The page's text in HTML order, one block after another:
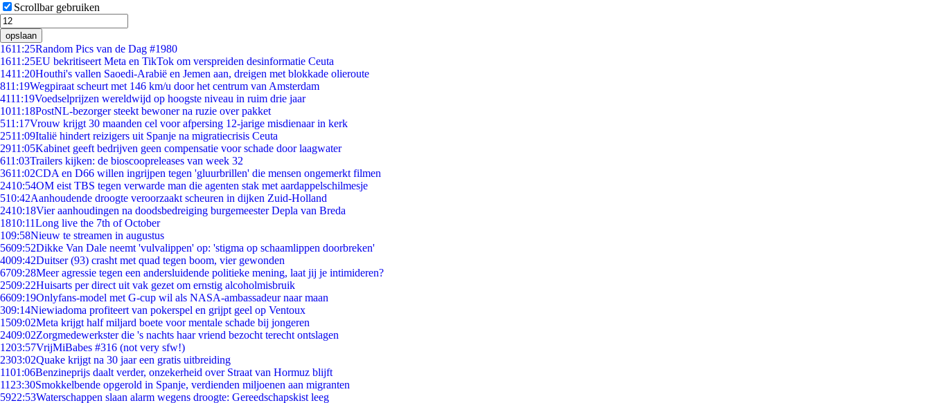
Scrollbar gebruiken
opslaan
1611:25Random Pics van de Dag #1980
1611:25EU bekritiseert Meta en TikTok om verspreiden desinformatie Ceuta
1411:20Houthi's vallen Saoedi-Arabië en Jemen aan, dreigen met blokkade olieroute
811:19Wegpiraat scheurt met 146 km/u door het centrum van Amsterdam
4111:19Voedselprijzen wereldwijd op hoogste niveau in ruim drie jaar
1011:18PostNL-bezorger steekt bewoner na ruzie over pakket
511:17Vrouw krijgt 30 maanden cel voor afpersing 12-jarige misdienaar in kerk
2511:09Italië hindert reizigers uit Spanje na migratiecrisis Ceuta
2911:05Kabinet geeft bedrijven geen compensatie voor schade door laagwater
611:03Trailers kijken: de bioscoopreleases van week 32
3611:02CDA en D66 willen ingrijpen tegen 'gluurbrillen' die mensen ongemerkt filmen
2410:54OM eist TBS tegen verwarde man die agenten stak met aardappelschilmesje
510:42Aanhoudende droogte veroorzaakt scheuren in dijken Zuid-Holland
2410:18Vier aanhoudingen na doodsbedreiging burgemeester Depla van Breda
1810:11Long live the 7th of October
109:58Nieuw te streamen in augustus
5609:52Dikke Van Dale neemt 'vulvalippen' op: 'stigma op schaamlippen doorbreken'
4009:42Duitser (93) crasht met quad tegen boom, vier gewonden
6709:28Meer agressie tegen een andersluidende politieke mening, laat jij je intimideren?
2509:22Huisarts per direct uit vak gezet om ernstig alcoholmisbruik
6609:19Onlyfans-model met G-cup wil als NASA-ambassadeur naar maan
309:14Niewiadoma profiteert van pokerspel en grijpt geel op Ventoux
1509:02Meta krijgt half miljard boete voor mentale schade bij jongeren
2409:02Zorgmedewerkster die 's nachts haar vriend bezocht terecht ontslagen
1203:57VrijMiBabes #316 (not very sfw!)
2303:02Quake krijgt na 30 jaar een gratis uitbreiding
1101:06Benzineprijs daalt verder, onzekerheid over Straat van Hormuz blijft
11 23:30Smokkelbende opgerold in Spanje, verdienden miljoenen aan migranten
5922:53Waterschappen slaan alarm wegens droogte: Gereedschapskist leeg